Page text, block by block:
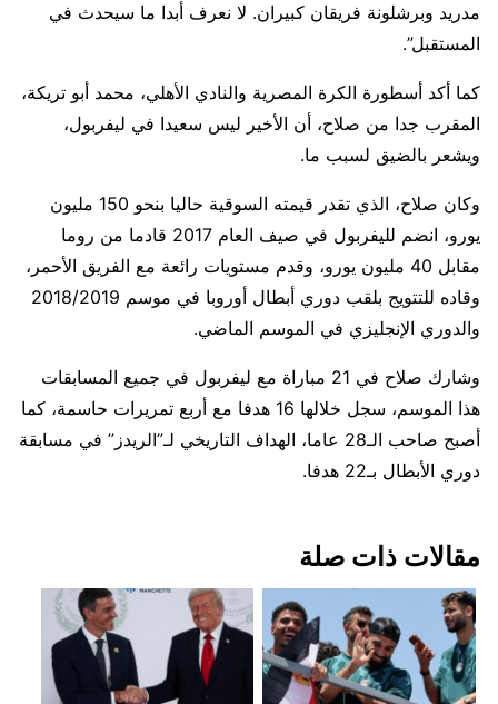
مدريد وبرشلونة فريقان كبيران. لا نعرف أبدا ما سيحدث في
المستقبل”.
كما أكد أسطورة الكرة المصرية والنادي الأهلي، محمد أبو تريكة،
المقرب جدا من صلاح، أن الأخير ليس سعيدا في ليفربول،
ويشعر بالضيق لسبب ما.
وكان صلاح، الذي تقدر قيمته السوقية حاليا بنحو 150 مليون
يورو، انضم لليفربول في صيف العام 2017 قادما من روما
مقابل 40 مليون يورو، وقدم مستويات رائعة مع الفريق الأحمر،
وقاده للتتويج بلقب دوري أبطال أوروبا في موسم 2018/2019
والدوري الإنجليزي في الموسم الماضي.
وشارك صلاح في 21 مباراة مع ليفربول في جميع المسابقات
هذا الموسم، سجل خلالها 16 هدفا مع أربع تمريرات حاسمة، كما
أصبح صاحب الـ28 عاما، الهداف التاريخي لـ”الريدز” في مسابقة
دوري الأبطال بـ22 هدفا.
مقالات ذات صلة